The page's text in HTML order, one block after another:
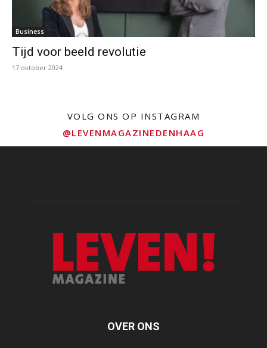
Business
Tijd voor beeld revolutie
17 oktober 2024
VOLG ONS OP INSTAGRAM
@LEVENMAGAZINEDENHAAG
OVER ONS